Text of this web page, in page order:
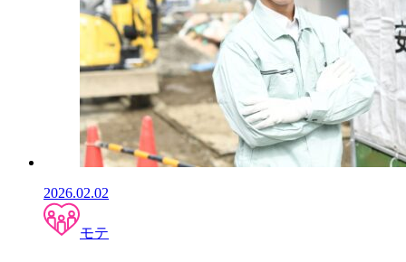
2026.02.02
モテ